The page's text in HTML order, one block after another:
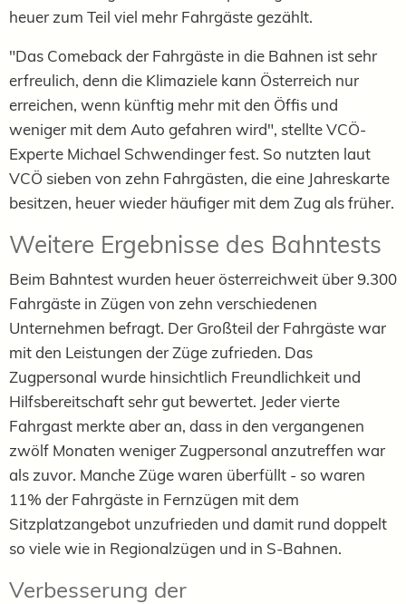
heuer zum Teil viel mehr Fahrgäste gezählt.
"Das Comeback der Fahrgäste in die Bahnen ist sehr
erfreulich, denn die Klimaziele kann Österreich nur
erreichen, wenn künftig mehr mit den Öffis und
weniger mit dem Auto gefahren wird", stellte VCÖ-
Experte Michael Schwendinger fest. So nutzten laut
VCÖ sieben von zehn Fahrgästen, die eine Jahreskarte
besitzen, heuer wieder häufiger mit dem Zug als früher.
Weitere Ergebnisse des Bahntests
Beim Bahntest wurden heuer österreichweit über 9.300
Fahrgäste in Zügen von zehn verschiedenen
Unternehmen befragt. Der Großteil der Fahrgäste war
mit den Leistungen der Züge zufrieden. Das
Zugpersonal wurde hinsichtlich Freundlichkeit und
Hilfsbereitschaft sehr gut bewertet. Jeder vierte
Fahrgast merkte aber an, dass in den vergangenen
zwölf Monaten weniger Zugpersonal anzutreffen war
als zuvor. Manche Züge waren überfüllt - so waren
11% der Fahrgäste in Fernzügen mit dem
Sitzplatzangebot unzufrieden und damit rund doppelt
so viele wie in Regionalzügen und in S-Bahnen.
Verbesserung der